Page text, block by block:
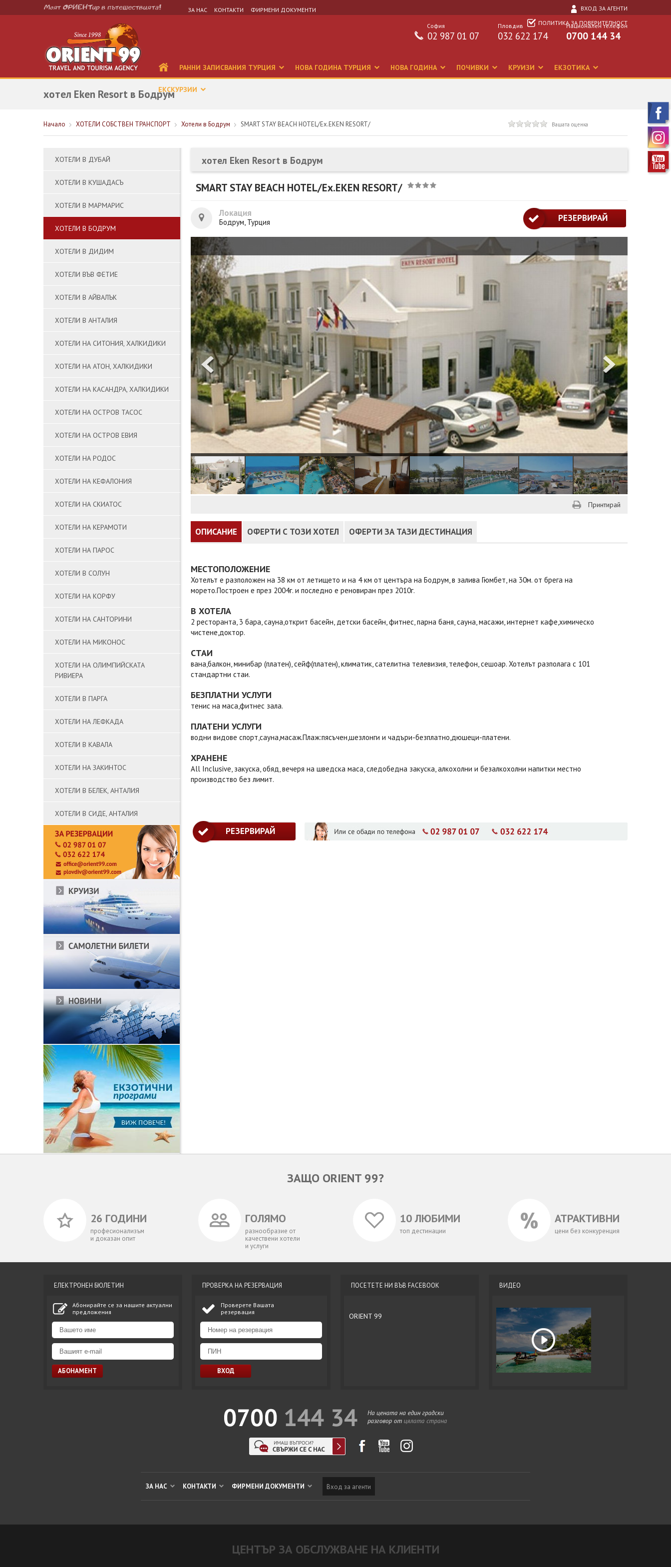
ЗА НАС КОНТАКТИ ФИРМЕНИ ДОКУМЕНТИ
ВХОД ЗА АГЕНТИ
ПОЛИТИКА ЗА ПОВЕРИТЕЛНОСТ
Национален телефон
0700 144 34
Пловдив
032 622 174
София
02 987 01 07
РАННИ ЗАПИСВАНИЯ ТУРЦИЯ НОВА ГОДИНА ТУРЦИЯ НОВА ГОДИНА ПОЧИВКИ КРУИЗИ ЕКЗОТИКА
ЕКСКУРЗИИ
хотел Eken Resort в Бодрум
Начало ХОТЕЛИ СОБСТВЕН ТРАНСПОРТ Хотели в Бодрум SMART STAY BEACH HOTEL/Ex.EKEN RESORT/ Вашата оценка
ХОТЕЛИ В ДУБАЙ
ХОТЕЛИ В КУШАДАСЪ
ХОТЕЛИ В МАРМАРИС
ХОТЕЛИ В БОДРУМ
ХОТЕЛИ В ДИДИМ
ХОТЕЛИ ВЪВ ФЕТИЕ
ХОТЕЛИ В АЙВАЛЪК
ХОТЕЛИ В АНТАЛИЯ
ХОТЕЛИ НА СИТОНИЯ, ХАЛКИДИКИ
ХОТЕЛИ НА АТОН, ХАЛКИДИКИ
ХОТЕЛИ НА КАСАНДРА, ХАЛКИДИКИ
ХОТЕЛИ НА ОСТРОВ ТАСОС
ХОТЕЛИ НА ОСТРОВ ЕВИЯ
ХОТЕЛИ НА РОДОС
ХОТЕЛИ НА КЕФАЛОНИЯ
ХОТЕЛИ НА СКИАТОС
ХОТЕЛИ НА КЕРАМОТИ
ХОТЕЛИ НА ПАРОС
ХОТЕЛИ В СОЛУН
ХОТЕЛИ НА КОРФУ
ХОТЕЛИ НА САНТОРИНИ
ХОТЕЛИ НА МИКОНОС
ХОТЕЛИ НА ОЛИМПИЙСКАТА
РИВИЕРА
ХОТЕЛИ В ПАРГА
ХОТЕЛИ НА ЛЕФКАДА
ХОТЕЛИ В КАВАЛА
ХОТЕЛИ НА ЗАКИНТОС
ХОТЕЛИ В БЕЛЕК, АНТАЛИЯ
ХОТЕЛИ В СИДЕ, АНТАЛИЯ
хотел Eken Resort в Бодрум
SMART STAY BEACH HOTEL/Ex.EKEN RESORT/
Локация
Бодрум, Турция РЕЗЕРВИРАЙ
Принтирай
ОПИСАНИЕ ОФЕРТИ С ТОЗИ ХОТЕЛ ОФЕРТИ ЗА ТАЗИ ДЕСТИНАЦИЯ
МЕСТОПОЛОЖЕНИЕ
Хотелът е разположен на 38 км от летището и на 4 км от центъра на Бодрум, в залива Гюмбет, на 30м. от брега на
морето.Построен е през 2004г. и последно е реновиран през 2010г.
В ХОТЕЛА
2 ресторанта, 3 бара, сауна,открит басейн, детски басейн, фитнес, парна баня, сауна, масажи, интернет кафе,химическо
чистене,доктор.
СТАИ
вана,балкон, минибар (платен), сейф(платен), климатик, сателитна телевизия, телефон, сешоар. Хотелът разполага с 101
стандартни стаи.
БЕЗПЛАТНИ УСЛУГИ
тенис на маса,фитнес зала.
ПЛАТЕНИ УСЛУГИ
водни видове спорт,сауна,масаж.Плаж:пясъчен,шезлонги и чадъри-безплатно,дюшеци-платени.
ХРАНЕНЕ
All Inclusive, закуска, обяд, вечеря на шведска маса, следобедна закуска, алкохолни и безалкохолни напитки местно
производство без лимит.
РЕЗЕРВИРАЙ
ЗАЩО ORIENT 99?
26 ГОДИНИ
професионализъм
и доказан опит
ГОЛЯМО
разнообразие от
качествени хотели
и услуги
10 ЛЮБИМИ
топ дестинации
АТРАКТИВНИ
цени без конкуренция
ЕЛЕКТРОНЕН БЮЛЕТИН
Абонирайте се за нашите актуални
предложения
ПРОВЕРКА НА РЕЗЕРВАЦИЯ
Проверете Вашата
резервация
ПОСЕТЕТЕ НИ ВЪВ FACEBOOK
ORIENT 99
ВИДЕО
ЗА НАС КОНТАКТИ ФИРМЕНИ ДОКУМЕНТИ Вход за агенти
ЦЕНТЪР ЗА ОБСЛУЖВАНЕ НА КЛИЕНТИ